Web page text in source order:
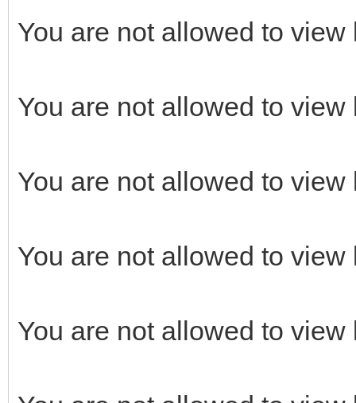
You are not allowed to
You are not allowed to
You are not allowed to
You are not allowed to
You are not allowed to